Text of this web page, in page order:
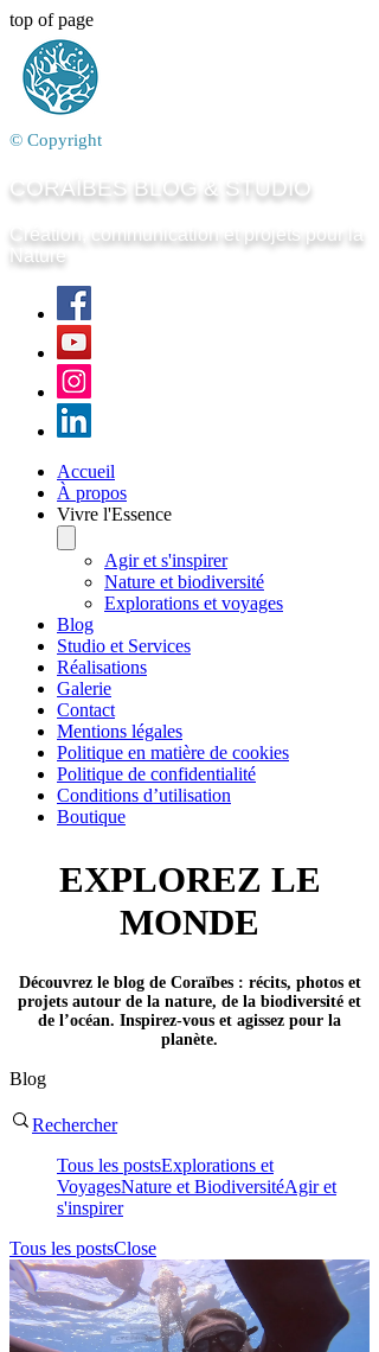
top of page
© Copyright
CORAÏBES BLOG & STUDIO
Création, communication et projets pour la
Nature
Accueil
À propos
Vivre l'Essence
Agir et s'inspirer
Nature et biodiversité
Explorations et voyages
Blog
Studio et Services
Réalisations
Galerie
Contact
Mentions légales
Politique en matière de cookies
Politique de confidentialité
Conditions d’utilisation
Boutique
EXPLOREZ LE
MONDE
Découvrez le blog de Coraïbes : récits, photos et
projets autour de la nature, de la biodiversité et
de l’océan. Inspirez-vous et agissez pour la
planète.
Blog
Rechercher
Tous les postsExplorations et
VoyagesNature et BiodiversitéAgir et
s'inspirer
Tous les postsClose